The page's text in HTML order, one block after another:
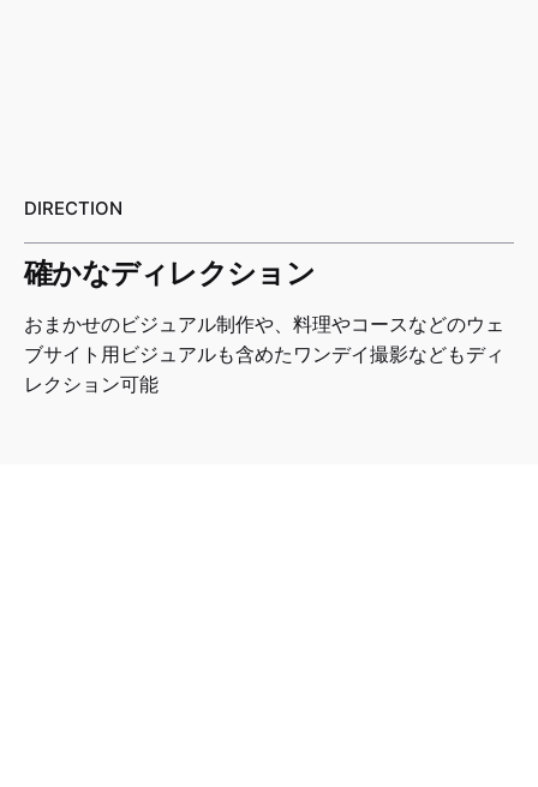
DIRECTION
確かなディレクション
おまかせのビジュアル制作や、料理やコースなどのウェ
ブサイト用ビジュアルも含めたワンデイ撮影などもディ
レクション可能